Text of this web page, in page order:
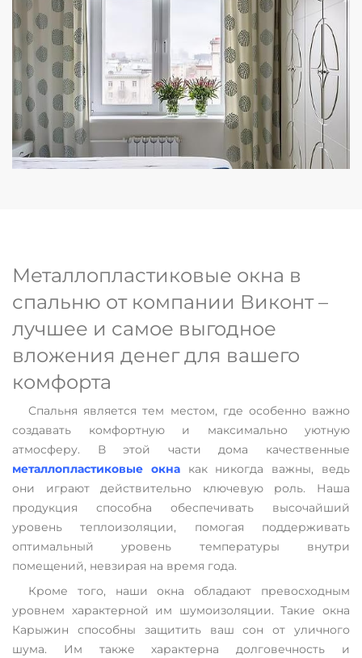
Металлопластиковые окна в
спальню от компании Виконт –
лучшее и самое выгодное
вложения денег для вашего
комфорта
Спальня является тем местом, где особенно важно
создавать комфортную и максимально уютную
атмосферу. В этой части дома качественные
металлопластиковые окнакак никогда важны, ведь
они играют действительно ключевую роль. Наша
продукция способна обеспечивать высочайший
уровень теплоизоляции, помогая поддерживать
оптимальный уровень температуры внутри
помещений, невзирая на время года.
Кроме того, наши окна обладают превосходным
уровнем характерной им шумоизоляции. Такие окна
Карыжин способны защитить ваш сон от уличного
шума. Им также характерна долговечность и